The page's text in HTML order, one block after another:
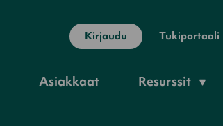
Kirjaudu Tukiportaali
Asiakkaat Resurssit